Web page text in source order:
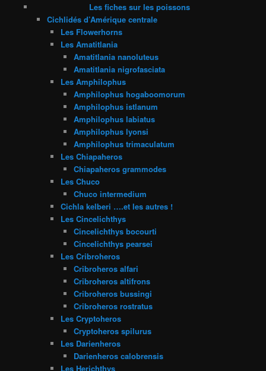
Les fiches sur les poissons
Cichlidés d’Amérique centrale
Les Flowerhorns
Les Amatitlania
Amatitlania nanoluteus
Amatitlania nigrofasciata
Les Amphilophus
Amphilophus hogaboomorum
Amphilophus istlanum
Amphilophus labiatus
Amphilophus lyonsi
Amphilophus trimaculatum
Les Chiapaheros
Chiapaheros grammodes
Les Chuco
Chuco intermedium
Cichla kelberi ….et les autres !
Les Cincelichthys
Cincelichthys bocourti
Cincelichthys pearsei
Les Cribroheros
Cribroheros alfari
Cribroheros altifrons
Cribroheros bussingi
Cribroheros rostratus
Les Cryptoheros
Cryptoheros spilurus
Les Darienheros
Darienheros calobrensis
Les Herichthys